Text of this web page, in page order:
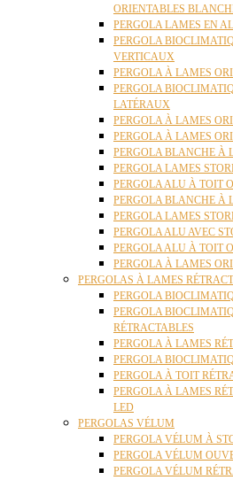
ORIENTABLES
PERGOLA LAMES EN
PERGOLA
VERTICAUX
PERGOLA À LAMES
PERGOLA
LATÉRAUX
PERGOLA À LAMES
PERGOLA À LAMES
PERGOLA BLANCHE À
PERGOLA LAMES
PERGOLA ALU À TOIT
PERGOLA BLANCHE À
PERGOLA LAMES
PERGOLA ALU AVEC
PERGOLA ALU À TOIT
PERGOLA À LAMES
PERGOLAS À LAMES
PERGOLA
PERGOLA
RÉTRACTABLES
PERGOLA À LAMES
PERGOLA
PERGOLA À TOIT
PERGOLA À LAMES
LED
PERGOLAS VÉLUM
PERGOLA VÉLUM À
PERGOLA VÉLUM
PERGOLA VÉLUM